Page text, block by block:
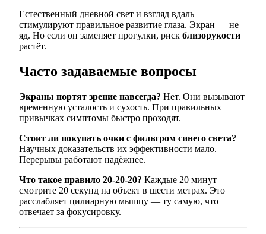
Естественный дневной свет и взгляд вдаль
стимулируют правильное развитие глаза. Экран — не
яд. Но если он заменяет прогулки, риск близорукости
растёт.
Часто задаваемые вопросы
Экраны портят зрение навсегда? Нет. Они вызывают
временную усталость и сухость. При правильных
привычках симптомы быстро проходят.
Стоит ли покупать очки с фильтром синего света?
Научных доказательств их эффективности мало.
Перерывы работают надёжнее.
Что такое правило 20-20-20? Каждые 20 минут
смотрите 20 секунд на объект в шести метрах. Это
расслабляет цилиарную мышцу — ту самую, что
отвечает за фокусировку.